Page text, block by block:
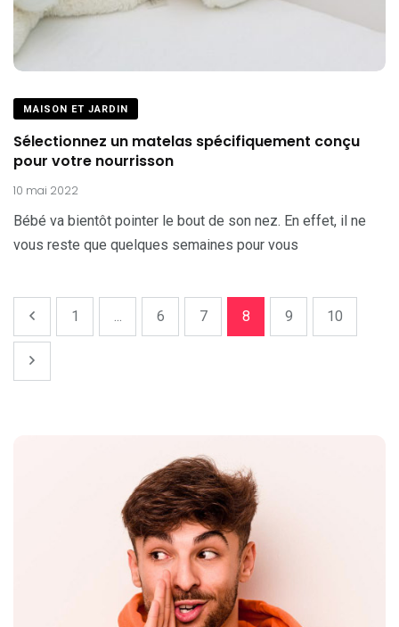
MAISON ET JARDIN
Sélectionnez un matelas spécifiquement conçu
pour votre nourrisson
10 mai 2022
Bébé va bientôt pointer le bout de son nez. En effet, il ne
vous reste que quelques semaines pour vous
1 6 7 8 9 10